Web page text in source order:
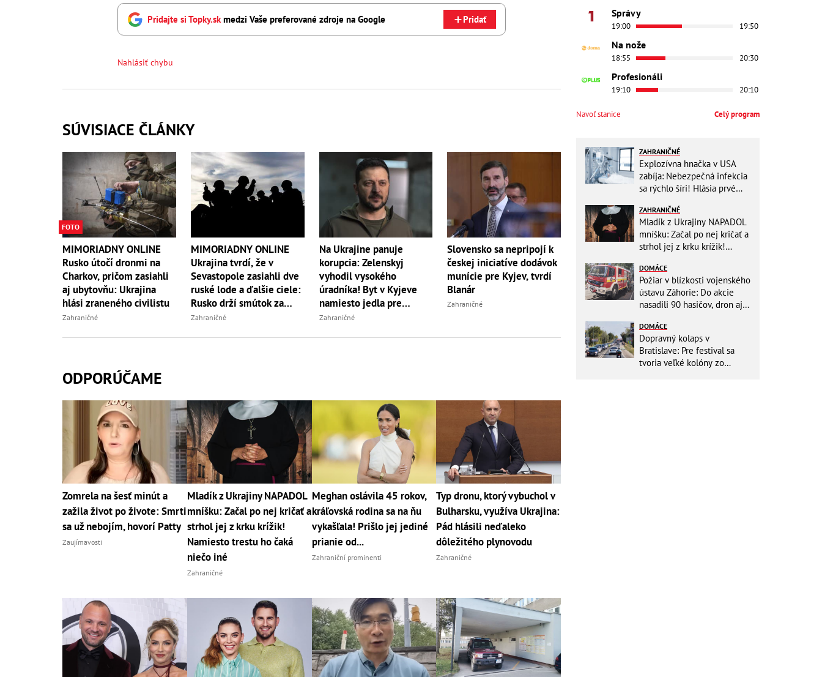
Pridajte si Topky.skmedzi Vaše preferované zdroje na Google Pridať
Nahlásiť chybu
SÚVISIACE ČLÁNKY
FOTO
MIMORIADNY ONLINE
Rusko útočí dronmi na
Charkov, pričom zasiahli
aj ubytovňu: Ukrajina
hlási zraneného civilistu
Zahraničné
MIMORIADNY ONLINE
Ukrajina tvrdí, že v
Sevastopole zasiahli dve
ruské lode a ďalšie ciele:
Rusko drží smútok za
obete piatkového útoku
Zahraničné
Na Ukrajine panuje
korupcia: Zelenskyj
vyhodil vysokého
úradníka! Byt v Kyjeve
namiesto jedla pre
vojakov
Zahraničné
Slovensko sa nepripojí k
českej iniciatíve dodávok
munície pre Kyjev, tvrdí
Blanár
Zahraničné
ODPORÚČAME
Zomrela na šesť minút a
zažila život po živote: Smrti
sa už nebojím, hovorí Patty
Zaujímavosti
Mladík z Ukrajiny NAPADOL
mníšku: Začal po nej kričať a
strhol jej z krku krížik!
Namiesto trestu ho čaká
niečo iné
Zahraničné
Meghan oslávila 45 rokov,
kráľovská rodina sa na ňu
vykašľala! Prišlo jej jediné
prianie od...
Zahraniční prominenti
Typ dronu, ktorý vybuchol v
Bulharsku, využíva Ukrajina:
Pád hlásili neďaleko
dôležitého plynovodu
Zahraničné
Správy
19:00 19:50
Na nože
18:55 20:30
Profesionáli
19:10 20:10
Navoľ stanice Celý program
ZAHRANIČNÉ
Explozívna hnačka v USA
zabíja: Nebezpečná infekcia
sa rýchlo šíri! Hlásia prvé
ZAHRANIČNÉ
Mladík z Ukrajiny NAPADOL
mníšku: Začal po nej kričať a
strhol jej z krku krížik!
niečo iné
DOMÁCE
Požiar v blízkosti vojenského
ústavu Záhorie: Do akcie
nasadili 90 hasičov, dron aj
DOMÁCE
Dopravný kolaps v
Bratislave: Pre festival sa
tvoria veľké kolóny zo